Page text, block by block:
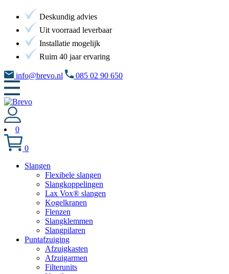
Deskundig advies
Uit voorraad leverbaar
Installatie mogelijk
Ruim 40 jaar ervaring
info@brevo.nl 085 02 90 650
0
0
Slangen
Flexibele slangen
Slangkoppelingen
Lax Vox® slangen
Kogelkranen
Flenzen
Slangklemmen
Slangpilaren
Puntafzuiging
Afzuigkasten
Afzuigarmen
Filterunits